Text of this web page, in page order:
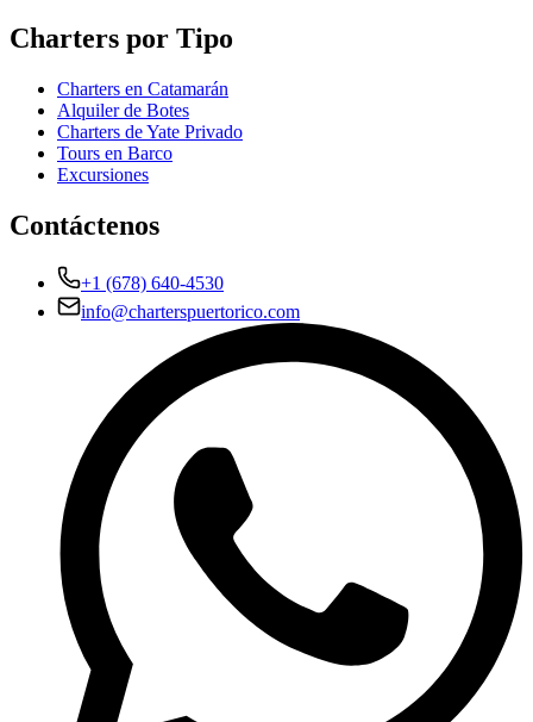
Charters por Tipo
Charters en Catamarán
Alquiler de Botes
Charters de Yate Privado
Tours en Barco
Excursiones
Contáctenos
+1 (678) 640-4530
info@charterspuertorico.com